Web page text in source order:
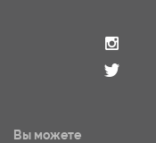
Вы можете